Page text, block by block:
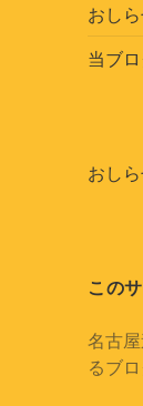
おし
当ブロ
おし
この
名古
るブロ